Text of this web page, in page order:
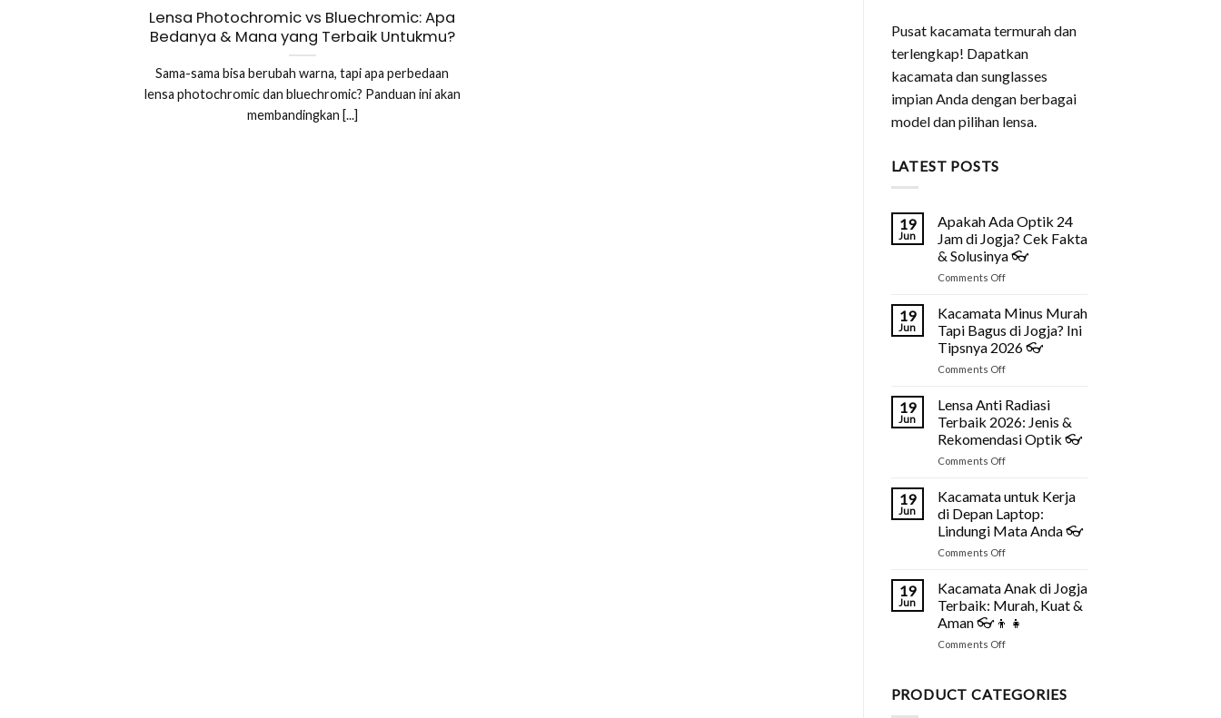
Lensa Photochromic vs Bluechromic: Apa
Bedanya & Mana yang Terbaik Untukmu?
Sama-sama bisa berubah warna, tapi apa perbedaan
lensa photochromic dan bluechromic? Panduan ini akan
membandingkan [...]
Pusat kacamata termurah dan
terlengkap! Dapatkan
kacamata dan sunglasses
impian Anda dengan berbagai
model dan pilihan lensa.
LATEST POSTS
19
Jun
Apakah Ada Optik 24
Jam di Jogja? Cek Fakta
& Solusinya 👓
Comments Offon
Ada
24
Jam
di
Cek
Fakta
&
Solusinya
👓
19
Jun
Kacamata Minus Murah
Tapi Bagus di Jogja? Ini
Tipsnya 2026 👓
Comments Offon
Minus
Tapi
Bagus
di
Tipsnya
2026
👓
19
Jun
Lensa Anti Radiasi
Terbaik 2026: Jenis &
Rekomendasi Optik 👓
Comments Offon
Anti
Terbaik
2026:
Jenis
Rekomendasi
Optik
👓
19
Jun
Kacamata untuk Kerja
di Depan Laptop:
Lindungi Mata Anda 👓
Comments Offon
untuk
di
Depan
Laptop:
Anda
19
Jun
Kacamata Anak di Jogja
Terbaik: Murah, Kuat &
Aman 👓👦👧
Comments Offon
di
PRODUCT CATEGORIES